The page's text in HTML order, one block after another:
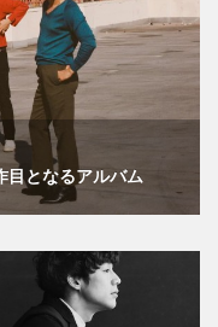
目となるアルバム